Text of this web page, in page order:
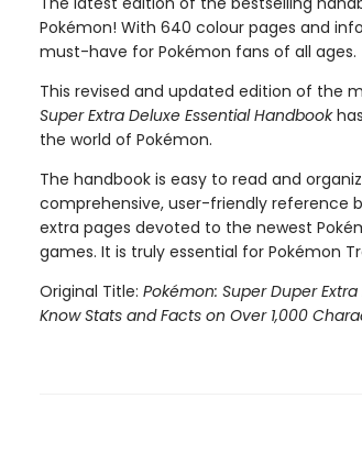
Pokémon! With 640 colour pages and
must-have for Pokémon fans of all ages.
This revised and updated edition of the
Super Extra Deluxe Essential Handbook
the world of Pokémon.
The handbook is easy to read and
comprehensive, user-friendly reference
extra pages devoted to the newest
games. It is truly essential for Pokémon
Original Title: Pokémon: Super Duper
Know Stats and Facts on Over 1,000